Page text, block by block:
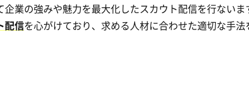
業の強みや魅力を最大化したスカウト配信を行ないま
配信を心がけており、求める人材に合わせた適切な手法